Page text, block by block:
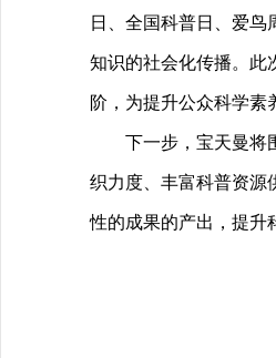
日、全国科普日、爱
知识的社会化传播。此
阶，为提升公众科学素
下一步，宝天曼将
织力度、丰富科普资源
性的成果的产出，提升